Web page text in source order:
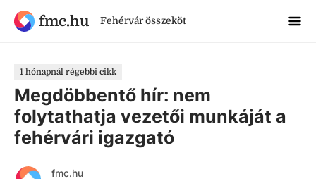
fmc.hu Fehérvár összeköt
1 hónapnál régebbi cikk
Megdöbbentő hír: nem
folytathatja vezetői munkáját a
fehérvári igazgató
fmc.hu